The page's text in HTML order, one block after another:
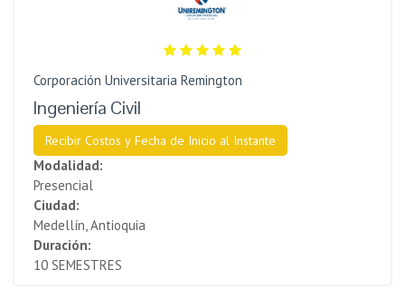
Corporación Universitaria Remington
Ingeniería Civil
Recibir Costos y Fecha de Inicio al Instante
Modalidad:
Presencial
Ciudad:
Medellín, Antioquia
Duración:
10 SEMESTRES